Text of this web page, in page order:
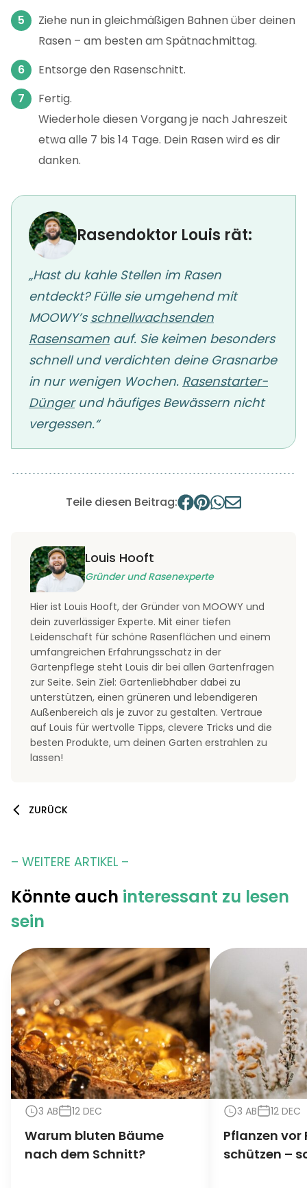
Ziehe nun in gleichmäßigen Bahnen über deinen
Rasen – am besten am Spätnachmittag.
Entsorge den Rasenschnitt.
Fertig.
Wiederhole diesen Vorgang je nach Jahreszeit
etwa alle 7 bis 14 Tage. Dein Rasen wird es dir
danken.
Rasendoktor Louis rät:
„Hast du kahle Stellen im Rasen
entdeckt? Fülle sie umgehend mit
MOOWY’sschnellwachsenden
Rasensamen auf. Sie keimen besonders
schnell und verdichten deine Grasnarbe
in nur wenigen Wochen. Rasenstarter-
Düngerund häufiges Bewässern nicht
vergessen.“
Teile diesen Beitrag:
Louis Hooft
Gründer und Rasenexperte
Hier ist Louis Hooft, der Gründer von MOOWY und
dein zuverlässiger Experte. Mit einer tiefen
Leidenschaft für schöne Rasenflächen und einem
umfangreichen Erfahrungsschatz in der
Gartenpflege steht Louis dir bei allen Gartenfragen
zur Seite. Sein Ziel: Gartenliebhaber dabei zu
unterstützen, einen grüneren und lebendigeren
Außenbereich als je zuvor zu gestalten. Vertraue
auf Louis für wertvolle Tipps, clevere Tricks und die
besten Produkte, um deinen Garten erstrahlen zu
lassen!
ZURÜCK
– WEITERE ARTIKEL –
Könnte auch interessant zu lesen
sein
3 AB 12 DEC
Warum bluten Bäume
nach dem Schnitt?
3 AB 12 DEC
Pflanzen vor
schützen –